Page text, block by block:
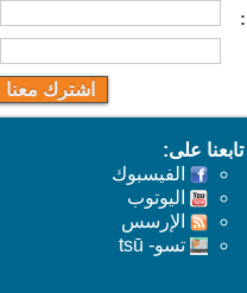
تابعنا على:
الفيسبوك
اليوتوب
اﻹرسس
تسو- tsū